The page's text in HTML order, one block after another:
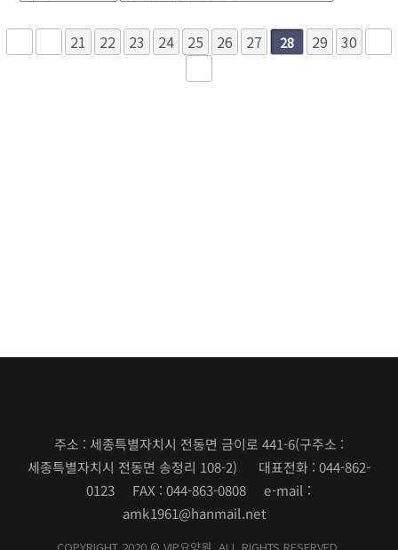
21 22 23 24 25 26 27 28 29 30
주소 : 세종특별자치시 전동면 금이로 441-6(구주소 :
세종특별자치시 전동면 송정리 108-2) 대표전화 : 044-862-
0123 FAX : 044-863-0808 e-mail :
amk1961@hanmail.net
COPYRIGHT 2020 © VIP요양원. ALL RIGHTS RESERVED.